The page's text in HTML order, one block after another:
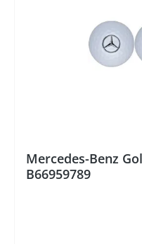
Mercedes-Benz
B66959789